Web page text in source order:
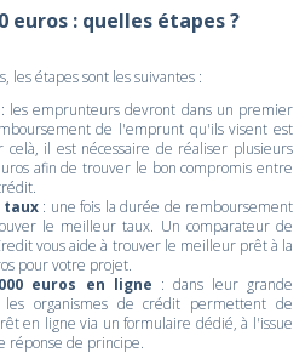
euros : quelles étapes ?
les étapes sont les suivantes :
: les emprunteurs devront dans un premier
de l'emprunt qu'ils visent est
il est nécessaire de réaliser plusieurs
afin de trouver le bon compromis entre
taux: une fois la durée de remboursement
le meilleur taux. Un comparateur de
vous aide à trouver le meilleur prêt à la
pour votre projet.
euros en ligne : dans leur grande
organismes de crédit permettent de
en ligne via un formulaire dédié, à l'issue
réponse de principe.